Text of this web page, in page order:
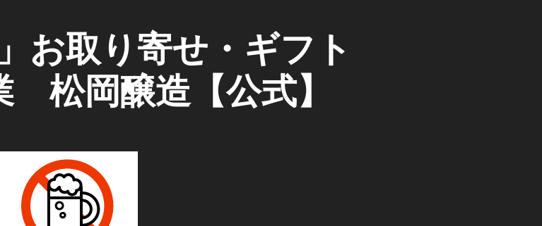
お取り寄せ・ギフト
松岡醸造【公式】